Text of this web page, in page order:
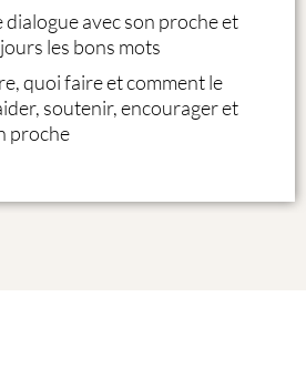
dialogue avec son proche et
les bons mots
quoi faire et comment le
soutenir, encourager et
proche